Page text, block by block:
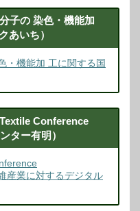
子の 染色・機能加
あいち）
・機能加 工に関する国
Conference
ター有明）
産業に対するデジタル